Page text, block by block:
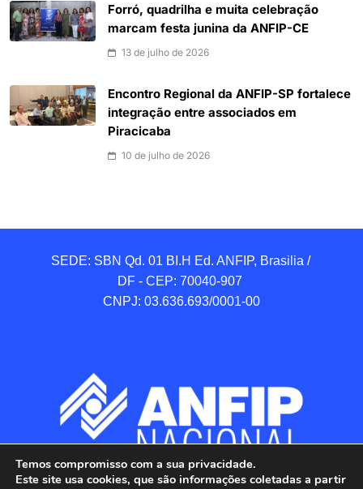
Forró, quadrilha e muita celebração
marcam festa junina da ANFIP-CE
13 de julho de 2026
Encontro Regional da ANFIP-SP fortalece
integração entre associados em
Piracicaba
10 de julho de 2026
SEDE: SBN Qd. 01 BI.H Ed. ANFIP, Brasilia /
DF - CEP: 70040-907
CNPJ: 03.636.693/0001-00
Temos compromisso com a sua privacidade.
Este site usa cookies, que são informações coletadas a partir